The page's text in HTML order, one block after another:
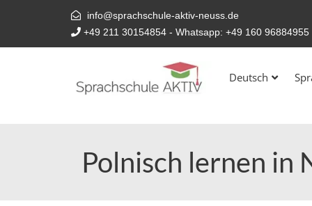
info@sprachschule-aktiv-neuss.de
+49 211 30154854 - Whatsapp: +49 160 96884955
Deutsch
Polnisch lernen in